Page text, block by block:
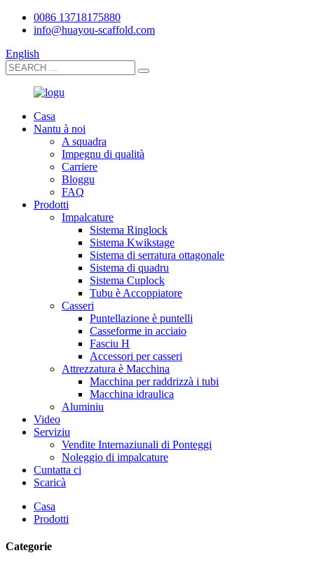
0086 13718175880
info@huayou-scaffold.com
English
Casa
Nantu à noi
A squadra
Impegnu di qualità
Carriere
Bloggu
FAQ
Prodotti
Impalcature
Sistema Ringlock
Sistema Kwikstage
Sistema di serratura ottagonale
Sistema di quadru
Sistema Cuplock
Tubu è Accoppiatore
Casseri
Puntellazione è puntelli
Casseforme in acciaio
Fasciu H
Accessori per casseri
Attrezzatura è Macchina
Macchina per raddrizzà i tubi
Macchina idraulica
Aluminiu
Video
Serviziu
Vendite Internaziunali di Ponteggi
Noleggio di impalcature
Cuntatta ci
Scaricà
Casa
Prodotti
Categorie